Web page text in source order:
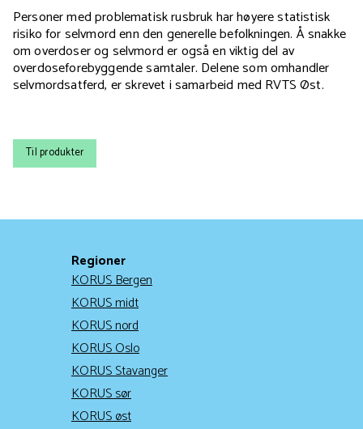
Personer med problematisk rusbruk har høyere statistisk
risiko for selvmord enn den generelle befolkningen. Å snakke
om overdoser og selvmord er også en viktig del av
overdoseforebyggende samtaler. Delene som omhandler
selvmordsatferd, er skrevet i samarbeid med RVTS Øst.
Til produkter
Regioner
KORUS Bergen
KORUS midt
KORUS nord
KORUS Oslo
KORUS Stavanger
KORUS sør
KORUS øst